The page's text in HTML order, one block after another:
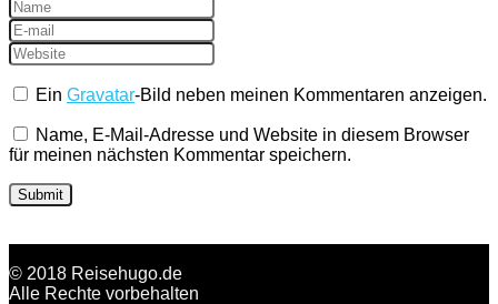
EinGravatar-Bild neben meinen Kommentaren anzeigen.
Name, E-Mail-Adresse und Website in diesem Browser
für meinen nächsten Kommentar speichern.
© 2018 Reisehugo.de
Alle Rechte vorbehalten